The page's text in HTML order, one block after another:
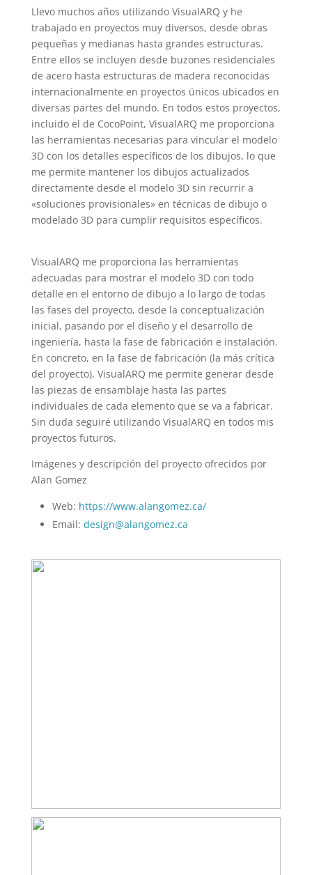
Llevo muchos años utilizando VisualARQ y he
trabajado en proyectos muy diversos, desde obras
pequeñas y medianas hasta grandes estructuras.
Entre ellos se incluyen desde buzones residenciales
de acero hasta estructuras de madera reconocidas
internacionalmente en proyectos únicos ubicados en
diversas partes del mundo. En todos estos proyectos,
incluido el de CocoPoint, VisualARQ me proporciona
las herramientas necesarias para vincular el modelo
3D con los detalles específicos de los dibujos, lo que
me permite mantener los dibujos actualizados
directamente desde el modelo 3D sin recurrir a
«soluciones provisionales» en técnicas de dibujo o
modelado 3D para cumplir requisitos específicos.
VisualARQ me proporciona las herramientas
adecuadas para mostrar el modelo 3D con todo
detalle en el entorno de dibujo a lo largo de todas
las fases del proyecto, desde la conceptualización
inicial, pasando por el diseño y el desarrollo de
ingeniería, hasta la fase de fabricación e instalación.
En concreto, en la fase de fabricación (la más crítica
del proyecto), VisualARQ me permite generar desde
las piezas de ensamblaje hasta las partes
individuales de cada elemento que se va a fabricar.
Sin duda seguiré utilizando VisualARQ en todos mis
proyectos futuros.
Imágenes y descripción del proyecto ofrecidos por
Alan Gomez
Web: https://www.alangomez.ca/
Email: design@alangomez.ca